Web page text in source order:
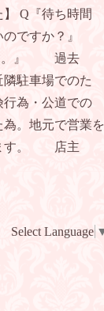
Q『待ち時間
ですか？』
す。』 過去
駐車場でのた
行為・公道での
。地元で営業
ます。 店主
Select Language